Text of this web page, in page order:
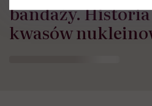
bandaży.
kwasów